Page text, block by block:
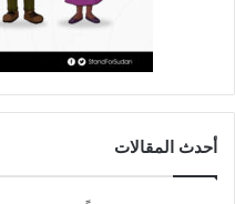
أحدث المقالات